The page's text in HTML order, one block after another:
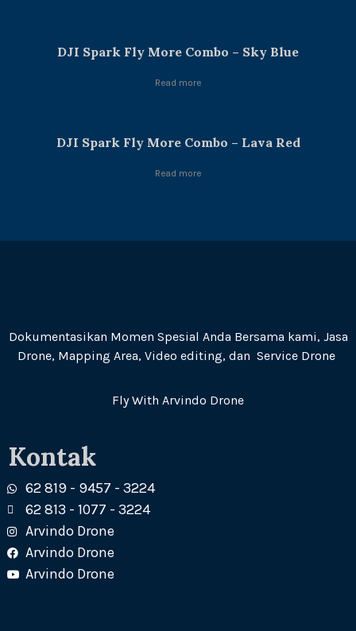
DJI Spark Fly More Combo – Sky Blue
Read more
DJI Spark Fly More Combo – Lava Red
Read more
Dokumentasikan Momen Spesial Anda Bersama kami, Jasa
Drone, Mapping Area, Video editing, dan Service Drone
Fly With Arvindo Drone
Kontak
62 819 - 9457 - 3224
62 813 - 1077 - 3224
Arvindo Drone
Arvindo Drone
Arvindo Drone